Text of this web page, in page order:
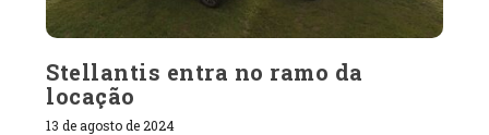
Stellantis entra no ramo da
locação
13 de agosto de 2024